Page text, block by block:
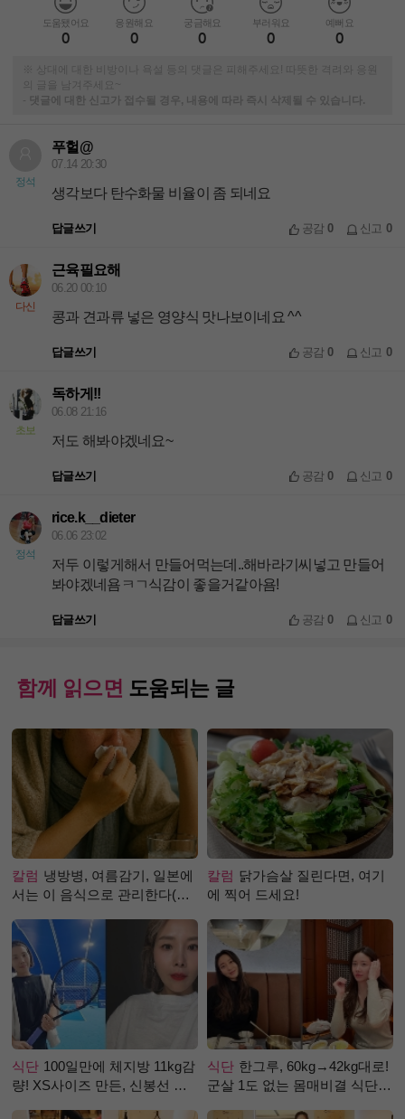
도움됐어요
0
응원해요
0
궁금해요
0
부러워요
0
예뻐요
0
※ 상대에 대한 비방이나 욕설 등의 댓글은 피해주세요! 따뜻한 격려와 응원
의 글을 남겨주세요~
-
댓글에 대한 신고가 접수될 경우, 내용에 따라 즉시 삭제될 수 있습니다.
정석
푸헐@
07.14 20:30
생각보다 탄수화물 비율이 좀 되네요
답글쓰기 공감0 신고 0
다신
근육필요해
06.20 00:10
콩과 견과류 넣은 영양식 맛나보이네요 ^^
답글쓰기 공감0 신고 0
초보
독하게!!
06.08 21:16
저도 해봐야겠네요~
답글쓰기 공감0 신고 0
정석
rice.k__dieter
06.06 23:02
저두 이렇게해서 만들어먹는데..해바라기씨넣고 만들어
봐야겠네욤ㅋㄱ식감이 좋을거같아욤!
답글쓰기 공감0 신고 0
함께 읽으면 도움되는 글
칼럼 냉방병, 여름감기, 일본에
서는 이 음식으로 관리한다(생
칼럼 닭가슴살 질린다면, 여기
에 찍어 드세요!
식단 100일만에 체지방 11kg감
량! XS사이즈 만든, 신봉선 식
식단 한그루, 60kg→42kg대로!
군살 1도 없는 몸매비결 식단